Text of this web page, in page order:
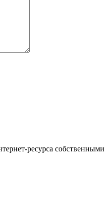
ресурса собственными